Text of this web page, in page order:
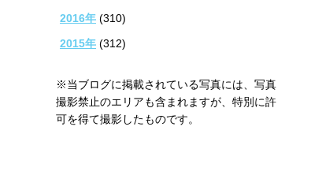
2016年 (310)
2015年 (312)
※当ブログに掲載されている写真には、写真
撮影禁止のエリアも含まれますが、特別に許
可を得て撮影したものです。